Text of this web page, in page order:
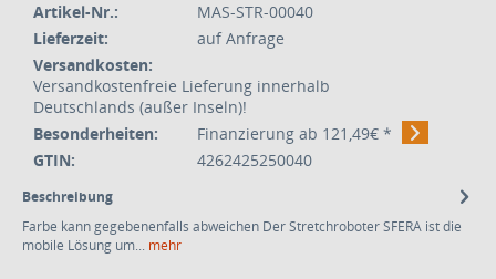
Artikel-Nr.:
MAS-STR-00040
Lieferzeit:
auf Anfrage
Versandkosten:
Versandkostenfreie Lieferung innerhalb
Deutschlands (außer Inseln)!
Besonderheiten:
Finanzierung ab 121,49€ *
GTIN:
4262425250040
Beschreibung
Farbe kann gegebenenfalls abweichen Der Stretchroboter SFERA ist die
mobile Lösung um... mehr